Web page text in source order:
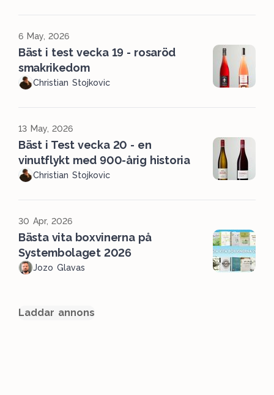
6 May, 2026
Bäst i test vecka 19 - rosaröd
smakrikedom
Christian Stojkovic
13 May, 2026
Bäst i Test vecka 20 - en
vinutflykt med 900-årig historia
Christian Stojkovic
30 Apr, 2026
Bästa vita boxvinerna på
Systembolaget 2026
Jozo Glavas
Laddar annons